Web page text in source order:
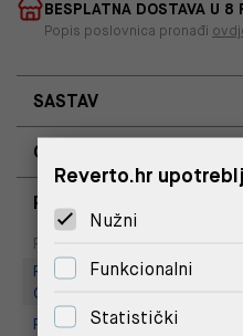
BESPLATNA DOSTAVA U 8
Popis poslovnica pronađi
SASTAV
OPIS PROIZVODA
RASPOLOŽIVOST PO
Poslovnica
Replay Outlet Store, Designer
Outlet Croatia
Replay Outlet Store, Split
Reverto.hr
Nužni
Funkcionalni
Statistički